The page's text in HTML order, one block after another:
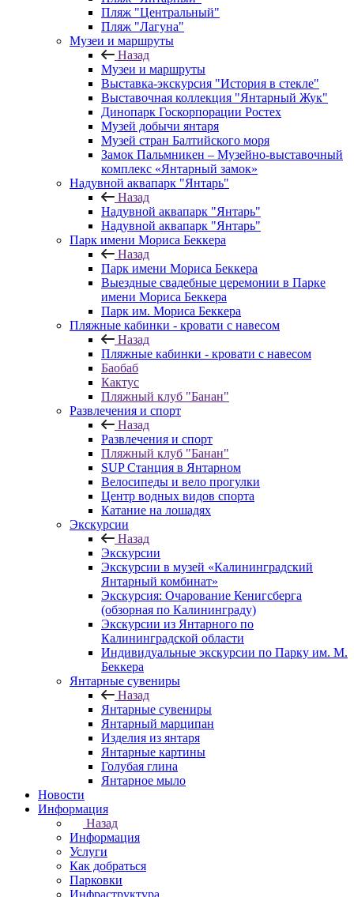
Пляж "Центральный"
Пляж "Лагуна"
Музеи и маршруты
Назад
Музеи и маршруты
Выставка-экскурсия "История в стекле"
Выставочная коллекция "Янтарный Жук"
Динопарк Госкорпорации Ростех
Музей добычи янтаря
Музей стран Балтийского моря
Замок Пальмникен – Музейно-выставочный
комплекс «Янтарный замок»
Надувной аквапарк "Янтарь"
Назад
Надувной аквапарк "Янтарь"
Надувной аквапарк "Янтарь"
Парк имени Мориса Беккера
Назад
Парк имени Мориса Беккера
Выездные свадебные церемонии в Парке
имени Мориса Беккера
Парк им. Мориса Беккера
Пляжные кабинки - кровати с навесом
Назад
Пляжные кабинки - кровати с навесом
Баобаб
Кактус
Пляжный клуб "Банан"
Развлечения и спорт
Назад
Развлечения и спорт
Пляжный клуб "Банан"
SUP Станция в Янтарном
Велосипеды и вело прогулки
Центр водных видов спорта
Катание на лошадях
Экскурсии
Назад
Экскурсии
Экскурсии в музей «Калининградский
Янтарный комбинат»
Экскурсия: Очарование Кенигсберга
(обзорная по Калининграду)
Экскурсии из Янтарного по
Калининградской области
Индивидуальные экскурсии по Парку им. М.
Беккера
Янтарные сувениры
Назад
Янтарные сувениры
Янтарный марципан
Изделия из янтаря
Янтарные картины
Голубая глина
Янтарное мыло
Новости
Информация
Назад
Информация
Услуги
Как добраться
Парковки
Инфраструктура